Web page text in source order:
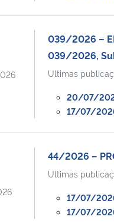
039/2026 –
039/2026,
Ultimas
20/07/
17/07/
44/2026 –
Ultimas
17/07/2026
17/07/2026